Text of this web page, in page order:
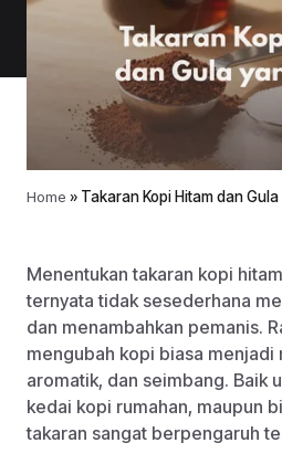
Home » Takaran Kopi Hitam dan
Menentukan takaran kopi
ternyata tidak sesederhana
dan menambahkan pemanis.
mengubah kopi biasa menjadi
aromatik, dan seimbang. Baik
kedai kopi rumahan, maupun
takaran sangat berpengaruh